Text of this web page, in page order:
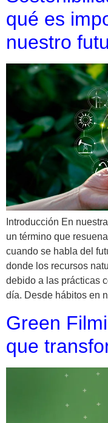
qué es
nuestro
Introducción En
un término que
cuando se habla del
donde los recursos
debido a las prácticas
día. Desde hábitos en
Green
que